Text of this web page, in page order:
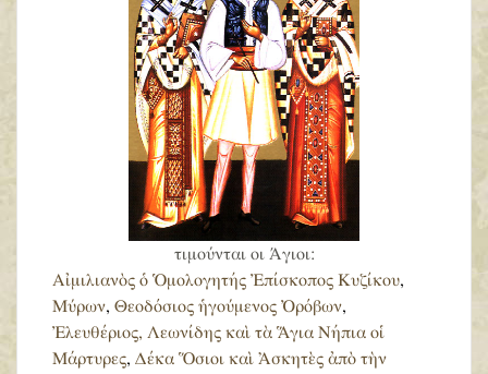
τιμούνται οι Άγιοι:
Αἰμιλιανὸς ὁ Ὁμολογητής Ἐπίσκοπος Κυζίκου,
Μύρων, Θεοδόσιος ἡγούμενος Ὀρόβων,
Ἐλευθέριος, Λεωνίδης καὶ τὰ Ἅγια Νήπια οἱ
Μάρτυρες, Δέκα Ὅσιοι καὶ Ἀσκητὲς ἀπὸ τὴν